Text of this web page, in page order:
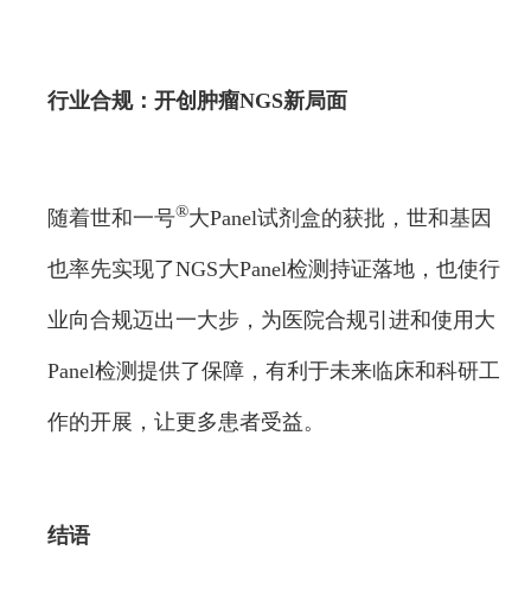
行业合规： 开创肿瘤NGS新局面
随着世和一号®大Panel试剂盒的获批，世和基因
也率先实现了NGS大Panel检测持证落地，也使行
业向合规迈出一大步，为医院合规引进和使用大
Panel检测提供了保障，有利于未来临床和科研工
作的开展，让更多患者受益。
结语